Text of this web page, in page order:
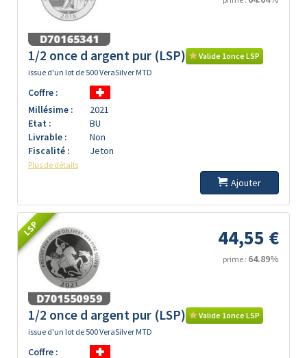
1/2 once d argent pur (LSP)
Valide 1once LSP
issue d'un lot de 500 VeraSilver MTD
Coffre :
Millésime :
2021
Etat :
BU
Livrable :
Non
Fiscalité :
Jeton
Plus de détails
Ajouter
LSP 44,55 €
prime : 64.89%
1/2 once d argent pur (LSP)
Valide 1once LSP
issue d'un lot de 500 VeraSilver MTD
Coffre :